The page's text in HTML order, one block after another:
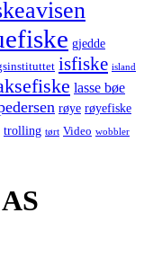
gjedde
isfiske island
lasse bøe
røye røyefiske
trolling tørt Video wobbler